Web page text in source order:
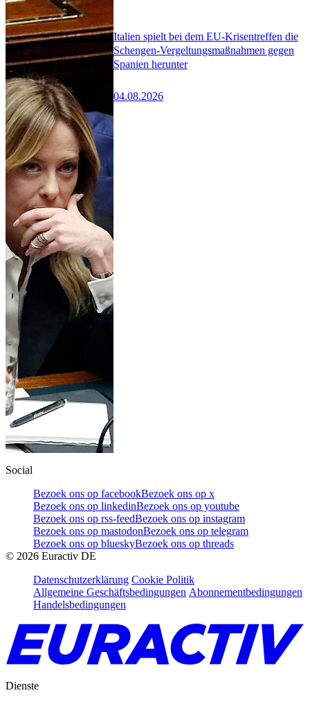
Italien spielt bei dem EU-Krisentreffen die
Schengen-Vergeltungsmaßnahmen gegen
Spanien herunter
04.08.2026
Social
Bezoek ons op facebookBezoek ons op x
Bezoek ons op linkedinBezoek ons op youtube
Bezoek ons op rss-feedBezoek ons op instagram
Bezoek ons op mastodonBezoek ons op telegram
Bezoek ons op blueskyBezoek ons op threads
© 2026 Euractiv DE
Datenschutzerklärung Cookie Politik
Allgemeine Geschäftsbedingungen Abonnementbedingungen
Handelsbedingungen
Dienste